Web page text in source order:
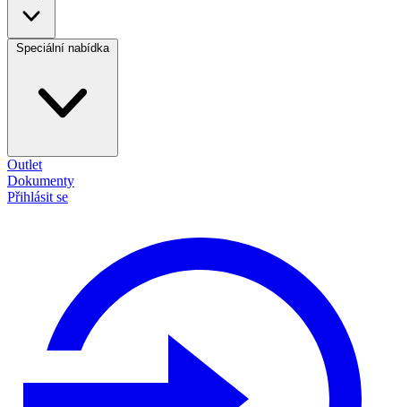
Speciální nabídka
Outlet
Dokumenty
Přihlásit se